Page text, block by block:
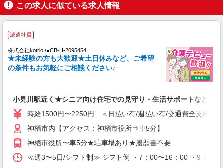
通費全支給(ガソリン代含む)＞
神栖市内 息栖など
派遣社員
株式会社kotrio /●CB-H-1957406
小見川駅｜小さなグループホームで家事や生活
時給1600円〜2250円 ＜日払い有/週払い有/交
通費全支給(ガソリン代含む)＞
神栖市内 息栖など
詳細を見る
この求人に似ている求人情報
派遣社員
株式会社kotrio /●CB-H-2095454
★未経験の方も大歓迎★土日休みなど、ご希望
の条件もお気軽にご相談ください♪
小見川駅近く★シニア向け住宅での見守り・生活サポートなど★
時給1500円〜2250円 ＜日払い有/週払い有/交通費全支給(ガ
神栖市内【アクセス：神栖市役所⇒車5分】
神栖市役所〜車5分★駐車場あり★履歴書不要
≪週3〜5日/シフト制≫ シフト例 ・7：00〜16：00 ・9：00